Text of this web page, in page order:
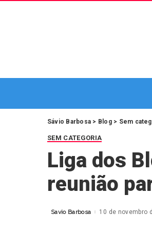
Sávio Barbosa > Blog> Sem
SEM CATEGORIA
Liga dos
reunião
Posted
Savio Barbosa 10 de novembro